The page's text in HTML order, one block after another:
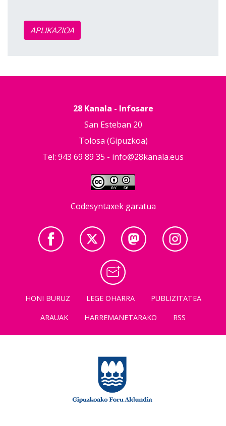
APLIKAZIOA
28 Kanala - Infosare
San Esteban 20
Tolosa (Gipuzkoa)
Tel: 943 69 89 35 - info@28kanala.eus
Codesyntaxek garatua
HONI BURUZ LEGE OHARRA
PUBLIZITATEA
ARAUAK
HARREMANETARAKO RSS